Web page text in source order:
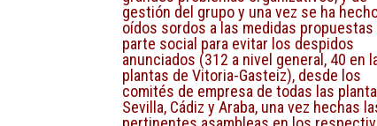
gestión del grupo y una vez se ha
oídos sordos a las medidas propuestas
parte social para evitar los despidos
anunciados (312 a nivel general, 40 en
plantas de Vitoria-Gasteiz), desde los
comités de empresa de todas las
Sevilla, Cádiz y Araba, una vez hechas